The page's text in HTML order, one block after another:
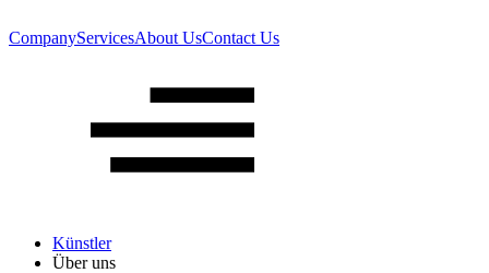
CompanyServicesAbout UsContact Us
Künstler
Über uns